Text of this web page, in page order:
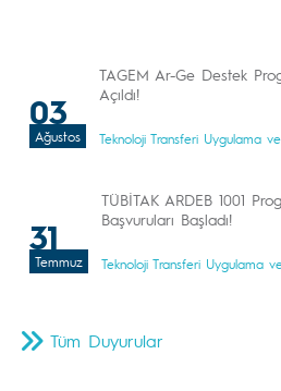
03
Ağustos
TAGEM Ar-Ge Destek
Açıldı!
Teknoloji Transferi Uygulama
31
Temmuz
TÜBİTAK ARDEB 1001
Başvuruları Başladı!
Teknoloji Transferi Uygulama
Tüm Duyurular